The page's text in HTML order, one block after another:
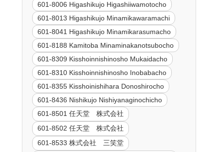
601-8006 Higashikujo Higashiiwamotocho
601-8013 Higashikujo Minamikawaramachi
601-8041 Higashikujo Minamikarasumacho
601-8188 Kamitoba Minaminakanotsubocho
601-8309 Kisshoinnishinosho Mukaidacho
601-8310 Kisshoinnishinosho Inobabacho
601-8355 Kisshoinishihara Donoshirocho
601-8436 Nishikujo Nishiyanaginochicho
601-8501 任天堂 株式会社
601-8502 任天堂 株式会社
601-8533 株式会社 三笑堂